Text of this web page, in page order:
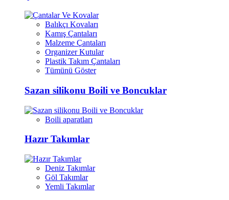
Balıkçı Kovaları
Kamış Çantaları
Malzeme Çantaları
Organizer Kutular
Plastik Takım Çantaları
Tümünü Göster
Sazan silikonu Boili ve Boncuklar
Boili aparatları
Hazır Takımlar
Deniz Takımlar
Göl Takımlar
Yemli Takımlar